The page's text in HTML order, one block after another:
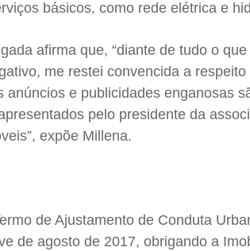
básicos, como rede elétrica e
afirma que, “diante de tudo o
me restei convencida a
anúncios e publicidades enganosas
pelo presidente da
expõe Millena.
de Ajustamento de Conduta
de agosto de 2017, obrigando a